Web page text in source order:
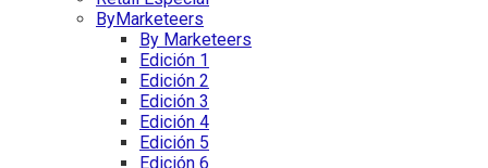
ByMarketeers
By Marketeers
Edición 1
Edición 2
Edición 3
Edición 4
Edición 5
Edición 6